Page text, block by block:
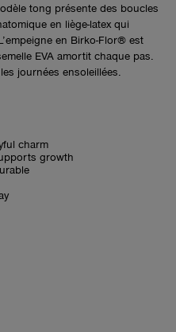
tong présente des boucles
en liège-latex qui
en Birko-Flor® est
EVA amortit chaque pas.
journées ensoleillées.
charm
growth